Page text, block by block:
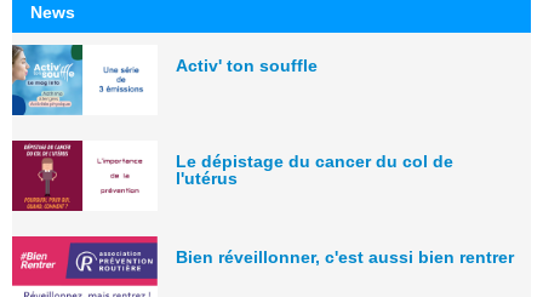
News
Activ' ton souffle
Le dépistage du cancer du col de
l'utérus
Bien réveillonner, c'est aussi bien rentrer